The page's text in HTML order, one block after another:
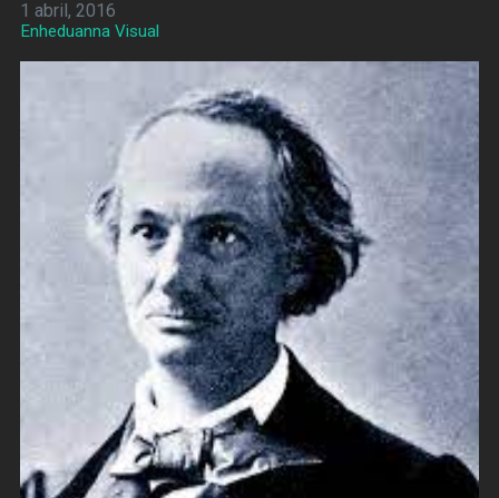
1 abril, 2016
Enheduanna Visual